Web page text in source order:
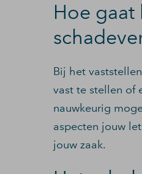
Hoe gaat
Bij het
vast te stellen of
nauwkeurig
aspecten jouw
jouw zaak.